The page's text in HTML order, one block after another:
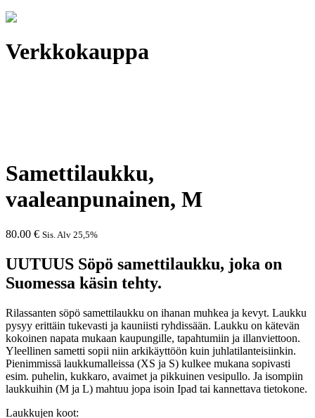
Verkkokauppa
Samettilaukku,
vaaleanpunainen, M
80.00 € Sis. Alv 25,5%
UUTUUS Söpö samettilaukku, joka on
Suomessa käsin tehty.
Rilassanten söpö samettilaukku on ihanan muhkea ja kevyt. Laukku
pysyy erittäin tukevasti ja kauniisti ryhdissään. Laukku on kätevän
kokoinen napata mukaan kaupungille, tapahtumiin ja illanviettoon.
Yleellinen sametti sopii niin arkikäyttöön kuin juhlatilanteisiinkin.
Pienimmissä laukkumalleissa (XS ja S) kulkee mukana sopivasti
esim. puhelin, kukkaro, avaimet ja pikkuinen vesipullo. Ja isompiin
laukkuihin (M ja L) mahtuu jopa isoin Ipad tai kannettava tietokone.
Laukkujen koot: